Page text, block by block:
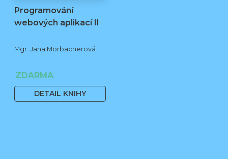
Programování
webových aplikací II
Mgr. Jana Morbacherová
ZDARMA
DETAIL KNIHY